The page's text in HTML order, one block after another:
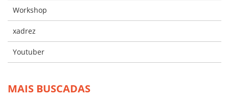
Workshop
xadrez
Youtuber
MAIS BUSCADAS